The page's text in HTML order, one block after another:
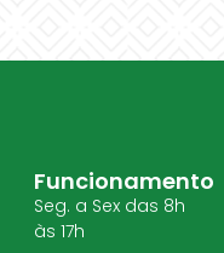
Funcionamento
Seg. a Sex das 8h
às 17h